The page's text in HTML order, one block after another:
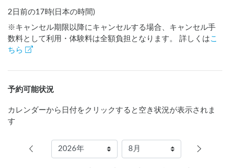
2日前の17時(日本の時間)
※キャンセル期限以降にキャンセルする場合、キャンセル手
数料として利用・体験料は全額負担となります。 詳しくは こ
ちら
予約可能状況
カレンダーから日付をクリックすると空き状況が表示されま
す